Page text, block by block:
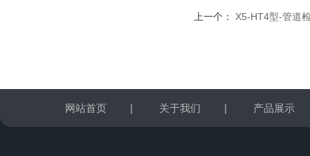
上一个： X5-HT4型-管道
网站首页 | 关于我们 | 产品展示